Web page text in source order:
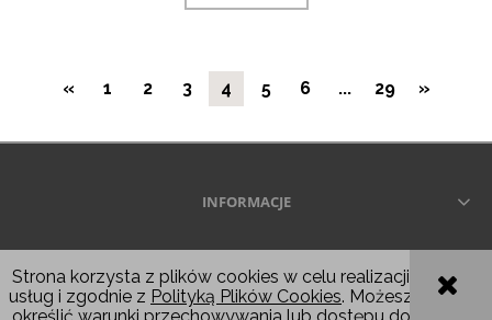
Strona korzysta z plików cookies w celu realizacji
usług i zgodnie z Polityką Plików Cookies. Możesz
« 1 2 3 4 5 6 ... 29 »
INFORMACJE
POKAŻ PEŁNĄ WERSJĘ STRONY